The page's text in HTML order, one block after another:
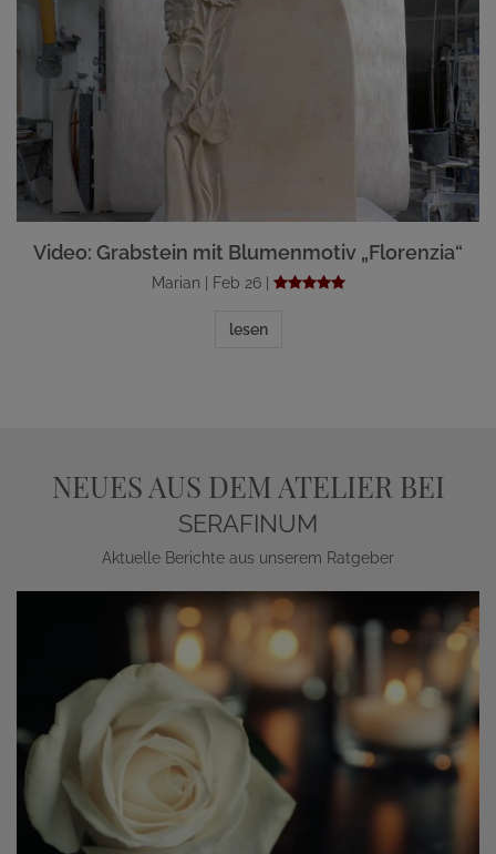
Video: Grabstein mit Blumenmotiv „Florenzia“
Marian | Feb 26 |
lesen
NEUES AUS DEM ATELIER BEI
SERAFINUM
Aktuelle Berichte aus unserem Ratgeber